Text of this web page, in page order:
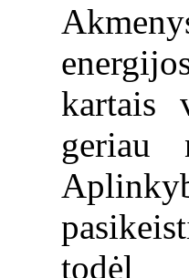
kartais
geriau
todėl